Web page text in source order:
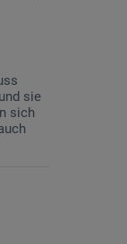
sie
sich